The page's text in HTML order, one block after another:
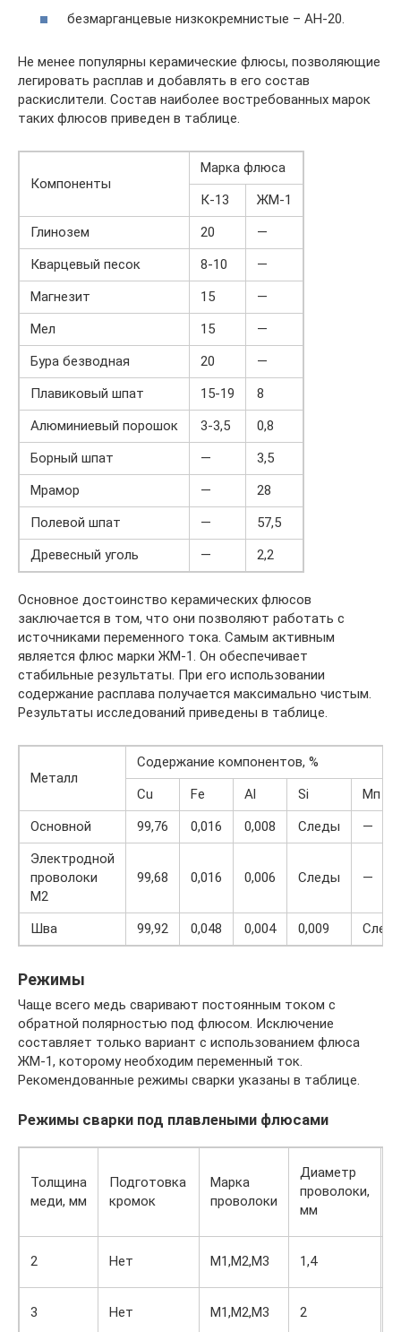
безмарганцевые низкокремнистые – АН-20.
Не менее популярны керамические флюсы, позволяющие
легировать расплав и добавлять в его состав
раскислители. Состав наиболее востребованных марок
таких флюсов приведен в таблице.
Компоненты
Марка флюса
К-13
ЖМ-1
Глинозем
20
—
Кварцевый песок
8-10
—
Магнезит
15
—
Мел
15
—
Бура безводная
20
—
Плавиковый шпат
15-19
8
Алюминиевый порошок
3-3,5
0,8
Борный шпат
—
3,5
Мрамор
—
28
Полевой шпат
—
57,5
Древесный уголь
— 2,2
Основное достоинство керамических флюсов
заключается в том, что они позволяют работать с
источниками переменного тока. Самым активным
является флюс марки ЖМ-1. Он обеспечивает
стабильные результаты. При его использовании
содержание расплава получается максимально чистым.
Результаты исследований приведены в таблице.
Металл
Содержание компонентов, %
Cu
Fe Al Si
Мп
Основной
99,76 0,016 0,008 Следы
—
Электродной
проволоки
М2
99,68 0,016 0,006 Следы —
Шва 99,92 0,048 0,004 0,009
Режимы
Чаще всего медь сваривают постоянным током с
обратной полярностью под флюсом. Исключение
составляет только вариант с использованием флюса
ЖМ-1, которому необходим переменный ток.
Рекомендованные режимы сварки указаны в таблице.
Режимы сварки под плавлеными флюсами
Толщина
меди, мм
Подготовка
кромок
Марка
проволоки
Диаметр
проволоки,
мм
2 Нет М1,М2,М3 1,4
3 Нет М1,М2,М3 2